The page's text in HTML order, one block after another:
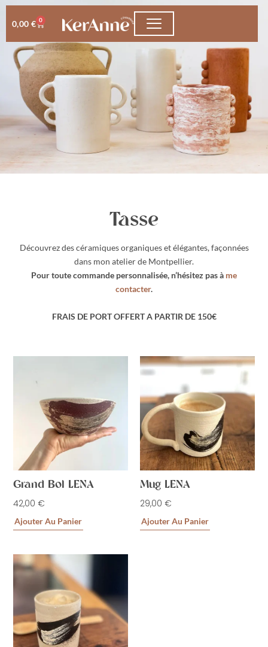
0,00 € 0
Tasse
Découvrez des céramiques organiques et élégantes, façonnées
dans mon atelier de Montpellier.
Pour toute commande personnalisée, n’hésitez pas à me
contacter.
FRAIS DE PORT OFFERTA PARTIR DE 150€
Grand Bol LENA
42,00€
Ajouter Au Panier
Mug LENA
29,00 €
Ajouter Au Panier